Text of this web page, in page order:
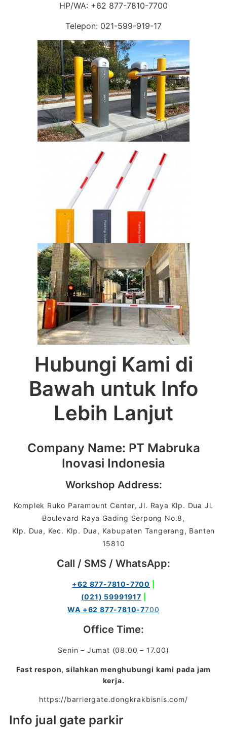
HP/WA: +62 877-7810-7700
Telepon: 021-599-919-17
Hubungi Kami di
Bawah untuk Info
Lebih Lanjut
Company Name: PT Mabruka
Inovasi Indonesia
Workshop Address:
Komplek Ruko Paramount Center, Jl. Raya Klp. Dua Jl.
Boulevard Raya Gading Serpong No.8,
Klp. Dua, Kec. Klp. Dua, Kabupaten Tangerang, Banten
15810
Call / SMS / WhatsApp:
+62 877-7810-7700
(021) 59991917
WA +62 877-7810-7700
Office Time:
Senin – Jumat (08.00 – 17.00)
Fast respon, silahkan menghubungi kami pada jam
kerja.
https://barriergate.dongkrakbisnis.com/
Info jual gate parkir